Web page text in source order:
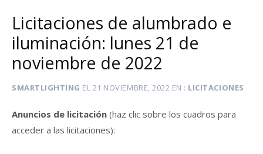
Licitaciones de alumbrado e
iluminación: lunes 21 de
noviembre de 2022
SMARTLIGHTING EL 21 NOVIEMBRE, 2022 EN LICITACIONES
Anuncios de licitación (haz clic sobre los cuadros para
acceder a las licitaciones):